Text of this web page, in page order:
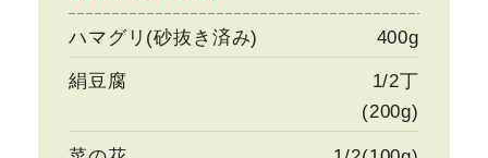
ハマグリ(砂抜き済み) 400g
絹豆腐
1/2丁
(200g)